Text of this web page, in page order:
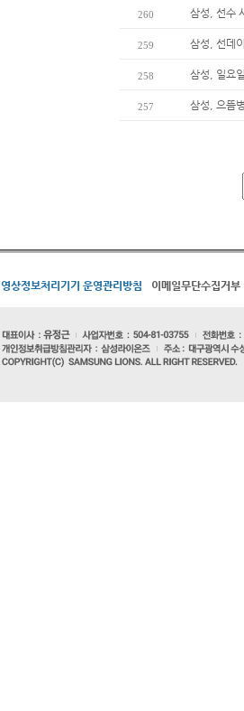
260 삼성, 선수
259 삼성, 선데
258 삼성, 일요
257 삼성, 으뜸
영상정보처리기기 운영관리방침 이메일무단수집거부